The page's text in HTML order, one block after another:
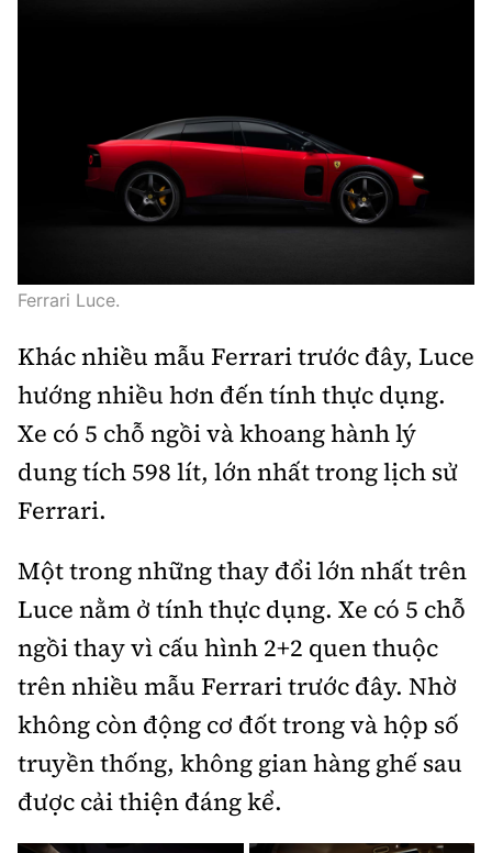
Ferrari Luce.
Khác nhiều mẫu Ferrari trước đây, Luce
hướng nhiều hơn đến tính thực dụng.
Xe có 5 chỗ ngồi và khoang hành lý
dung tích 598 lít, lớn nhất trong lịch sử
Ferrari.
Một trong những thay đổi lớn nhất trên
Luce nằm ở tính thực dụng. Xe có 5 chỗ
ngồi thay vì cấu hình 2+2 quen thuộc
trên nhiều mẫu Ferrari trước đây. Nhờ
không còn động cơ đốt trong và hộp số
truyền thống, không gian hàng ghế sau
được cải thiện đáng kể.